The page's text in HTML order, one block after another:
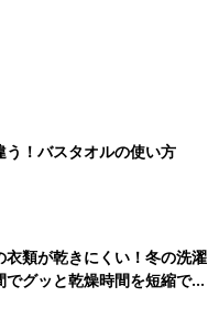
ブログで7話まで公開中
「一日の始まりはクロワ
去に公開されたもので
！バスタオルの使い方
類が乾きにくい！冬の洗濯
グッと乾燥時間を短縮でき